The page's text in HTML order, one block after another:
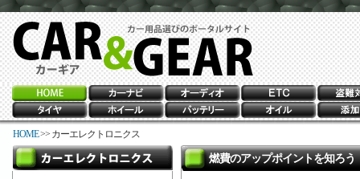
HOME>> カーエレクトロニクス
燃費のアップポイントを知ろう